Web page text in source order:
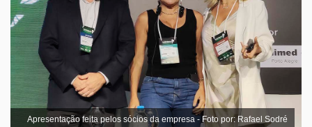
Apresentação feita pelos sócios da empresa - Foto por: Rafael Sodré